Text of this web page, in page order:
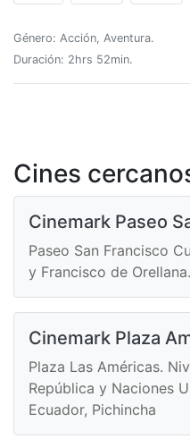
Género: Acción, Aventura.
Duración: 2hrs 52min.
Cines
Cinemark Paseo
Paseo San Francisco
y Francisco de
Cinemark Plaza
Plaza Las Américas.
República y Naciones
Ecuador, Pichincha